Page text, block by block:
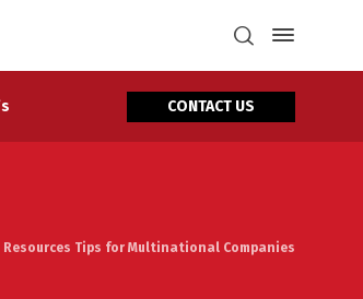
CONTACT US
Resources Tips for Multinational Companies